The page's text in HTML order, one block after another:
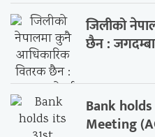
जिलीको
छैन :
Bank
Meeting